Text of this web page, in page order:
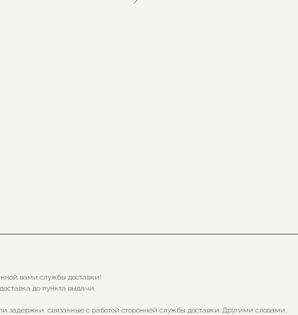
вами службы доставки!
до пункта выдачи.
задержки, связанные с работой сторонней службы доставки. Другими словами,